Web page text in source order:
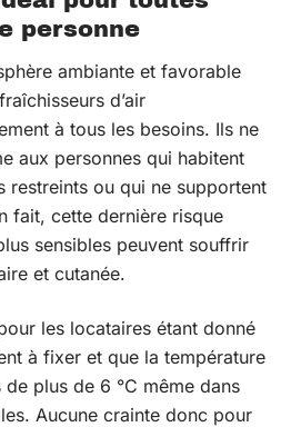
personne
ambiante et favorable
d’air
à tous les besoins. Ils ne
aux personnes qui habitent
restreints ou qui ne supportent
fait, cette dernière risque
sensibles peuvent souffrir
et cutanée.
les locataires étant donné
à fixer et que la température
plus de 6 °C même dans
Aucune crainte donc pour